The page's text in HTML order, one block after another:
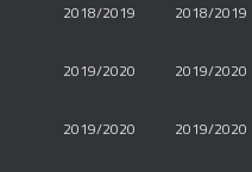
2018/2019 2018/2019
2019/2020 2019/2020
2019/2020 2019/2020